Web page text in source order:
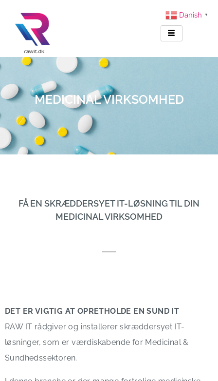
MEDICINAL VIRKSOMHED
FÅ EN SKRÆDDERSYET IT-LØSNING TIL DIN
MEDICINAL VIRKSOMHED
DET ER VIGTIG AT OPRETHOLDE EN SUND IT
RAW IT rådgiver og installerer skræddersyet IT-
løsninger, som er værdiskabende for Medicinal &
Sundhedssektoren.
Danish ▼